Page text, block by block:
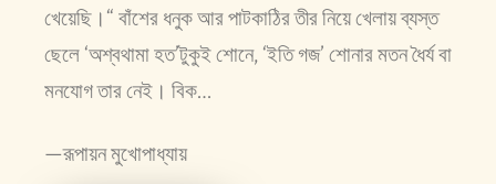
খেয়েছি।“ বাঁশের ধনুক আর পাটকাঠির তীর নিয়ে খেলায় ব্যস্ত
ছেলে ‘অশ্বথামা হত’টুকুই শোনে, ‘ইতি গজ’ শোনার মতন ধৈর্য বা
মনযোগ তার নেই। বিক…
—রূপায়ন মুখোপাধ্যায়